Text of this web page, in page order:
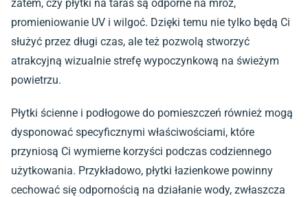
zatem, czy płytki na taras są odporne na mróz,
promieniowanie UV i wilgoć. Dzięki temu nie tylko będą Ci
służyć przez długi czas, ale też pozwolą stworzyć
atrakcyjną wizualnie strefę wypoczynkową na świeżym
powietrzu.
Płytki ścienne i podłogowe do pomieszczeń również mogą
dysponować specyficznymi właściwościami, które
przyniosą Ci wymierne korzyści podczas codziennego
użytkowania. Przykładowo, płytki łazienkowe powinny
cechować się odpornością na działanie wody, zwłaszcza